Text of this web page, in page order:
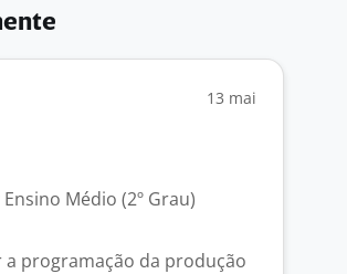
13 mai
Ensino Médio (2º Grau)
programação da produção